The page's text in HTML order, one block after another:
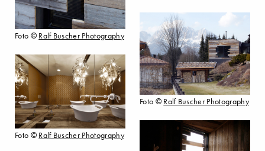
Foto © Ralf Buscher Photography
Foto © Ralf Buscher Photography
Foto © Ralf Buscher Photography